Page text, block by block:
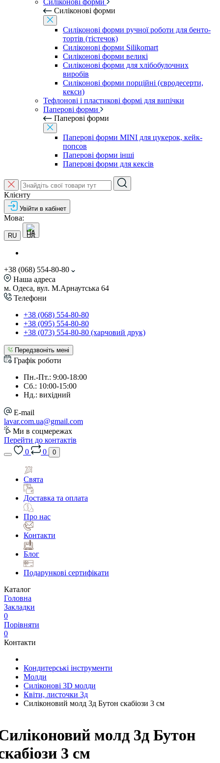
Силіконові форми
Силіконові форми
Силіконові форми ручної роботи для бенто-
тортів (тістечок)
Силіконові форми Silikomart
Силіконові форми великі
Силіконові форми для хлібобулочних
виробів
Силіконові форми порційні (євродесерти,
кекси)
Тефлонові і пластикові формі для випічки
Паперові форми
Паперові форми
Паперові форми MINI для цукерок, кейк-
попсов
Паперові форми інші
Паперові форми для кексів
Клієнту
Увійти в кабінет
Мова:
RU UA
+38 (068) 554-80-80
Наша адреса
м. Одеса, вул. М.Арнаутська 64
Телефони
+38 (068) 554-80-80
+38 (095) 554-80-80
+38 (073) 554-80-80 (харчовий друк)
Передзвоніть мені
Графік роботи
Пн.-Пт.: 9:00-18:00
Сб.: 10:00-15:00
Нд.: вихідний
E-mail
lavar.com.ua@gmail.com
Ми в соцмережах
Перейти до контактів
0
0 0
Свята
Доставка та оплата
Про нас
Контакти
Блог
Подарункові сертифікати
Каталог
Головна
Закладки
0
Порівняти
0
Контакти
Кондитерські інструменти
Молди
Силіконові 3D молди
Квіти, листочки 3д
Силіконовий молд 3д Бутон скабіози 3 см
молд 3д Бутон
3 см